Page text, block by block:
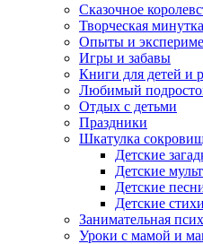
Сказочное
Творческая минутка
Опыты и
Игры и забавы
Книги для детей и
Любимый
Отдых с детьми
Праздники
Шкатулка
Детские
Детские
Детские
Детские стихи
Занимательная
Уроки с мамой и